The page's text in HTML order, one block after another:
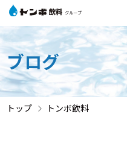
ブログ
トップ トンボ飲料